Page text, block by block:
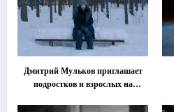
Дмитрий Мульков приглашает
подростков и взрослых на